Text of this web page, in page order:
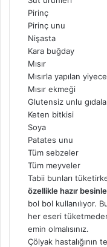
Pirinç
Pirinç unu
Nişasta
Kara buğday
Mısır
Mısırla yapılan
Mısır ekmeği
Glutensiz unlu
Keten bitkisi
Soya
Patates unu
Tüm sebzeler
Tüm meyveler
Tabii bunları
özellikle hazır
bol bol kullanılıyor.
her eseri
emin olmalısınız.
Çölyak hastalığının